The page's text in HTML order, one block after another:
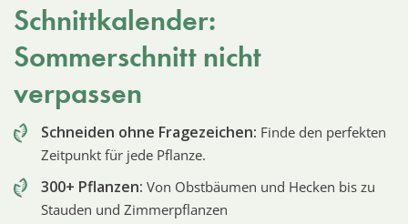
Schnittkalender:
Sommerschnitt nicht
verpassen
Schneiden ohne Fragezeichen: Finde den perfekten
Zeitpunkt für jede Pflanze.
300+ Pflanzen: Von Obstbäumen und Hecken bis zu
Stauden und Zimmerpflanzen